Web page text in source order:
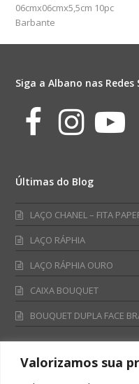
Valorizamos sua
quantidade
post:
06cmx06cmx5,5cm 10pc
Barbante
Siga a Albano nas Redes
Últimas do Blog
LAÇO CHANEL – FITA
LAÇO RÁPHIA
LAÇO RÁPHIA OURO
CAIXA BOUQUET
BOUQUET DUPLA FACE
Fale Conosco